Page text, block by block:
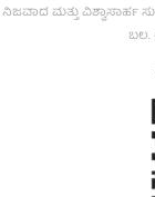
ನಿಜವಾದ ಮತ್ತು ವಿಶ್ವಾಸಾರ್ಹ
ಬಲ.